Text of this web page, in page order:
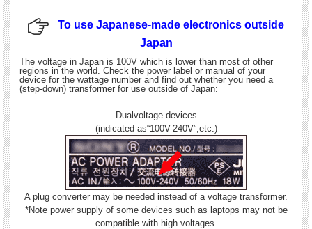
To use Japanese-made electronics outside
Japan
The voltage in Japan is 100V which is lower than most of other
regions in the world. Check the power label or manual of your
device for the wattage number and find out whether you need a
(step-down) transformer for use outside of Japan:
Dualvoltage devices
(indicated as“100V-240V”,etc.)
A plug converter may be needed instead of a voltage transformer.
*Note power supply of some devices such as laptops may not be
compatible with high voltages.